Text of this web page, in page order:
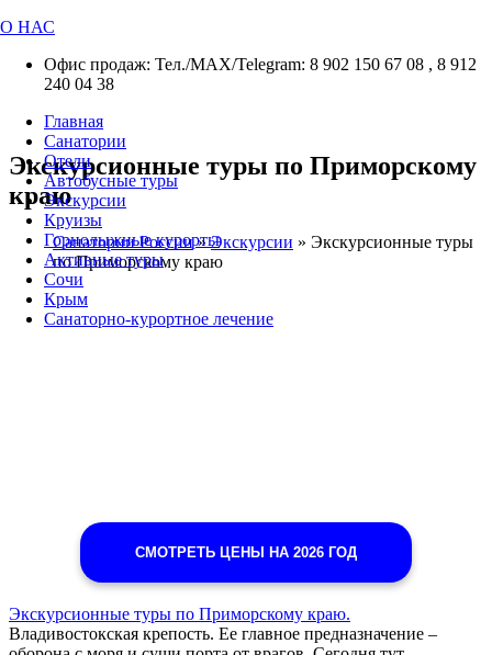
О НАС
Офис продаж: Тел./МАХ/Telegram: 8 902 150 67 08 , 8 912
240 04 38
Главная
Санатории
Отели
Автобусные туры
Экскурсии
Круизы
Горнолыжные курорты
Активные туры
Сочи
Крым
Санаторно-курортное лечение
Экскурсионные туры по Приморскому
краю
Санатории России»Экскурсии » Экскурсионные туры
по Приморскому краю
СМОТРЕТЬ ЦЕНЫ НА 2026 ГОД
Экскурсионные туры по Приморскому краю.
Владивостокская крепость. Ее главное предназначение –